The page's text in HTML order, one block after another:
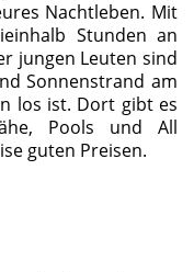
Nachtleben. Mit
Stunden an
jungen Leuten sind
Sonnenstrand am
los ist. Dort gibt es
Pools und All
guten Preisen.